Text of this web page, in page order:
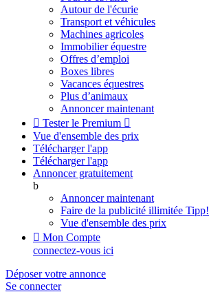
Autour de l'écurie
Transport et véhicules
Machines agricoles
Immobilier équestre
Offres d’emploi
Boxes libres
Vacances équestres
Plus d’animaux
Annoncer maintenant
 Tester le Premium 
Vue d'ensemble des prix
Télécharger l'app
Télécharger l'app
Annoncer gratuitement
b
Annoncer maintenant
Faire de la publicité illimitée Tipp!
Vue d'ensemble des prix
 Mon Compte
connectez-vous ici
Déposer votre annonce
Se connecter